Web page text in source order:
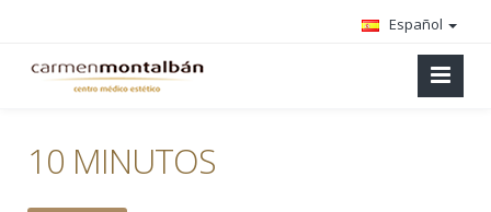
Español
10 MINUTOS